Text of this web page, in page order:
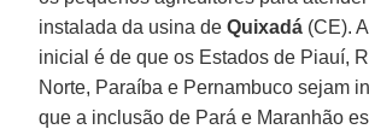
instalada da usina deQuixadá (CE).
inicial é de que os Estados de Piauí,
Norte, Paraíba e Pernambuco sejam
que a inclusão de Pará e Maranhão